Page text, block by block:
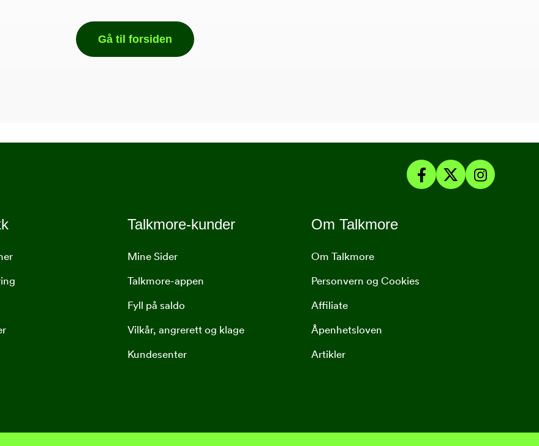
Gå til forsiden
Talkmore-kunder
Mine Sider
Talkmore-appen
Fyll på saldo
Vilkår, angrerett og klage
Kundesenter
Om Talkmore
Om Talkmore
Personvern og Cookies
Affiliate
Åpenhetsloven
Artikler